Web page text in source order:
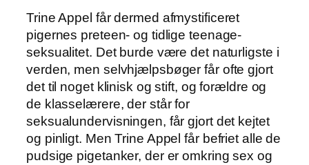
Trine Appel får dermed afmystificeret
pigernes preteen- og tidlige teenage-
seksualitet. Det burde være det naturligste i
verden, men selvhjælpsbøger får ofte gjort
det til noget klinisk og stift, og forældre og
de klasselærere, der står for
seksualundervisningen, får gjort det kejtet
og pinligt. Men Trine Appel får befriet alle de
pudsige pigetanker, der er omkring sex og